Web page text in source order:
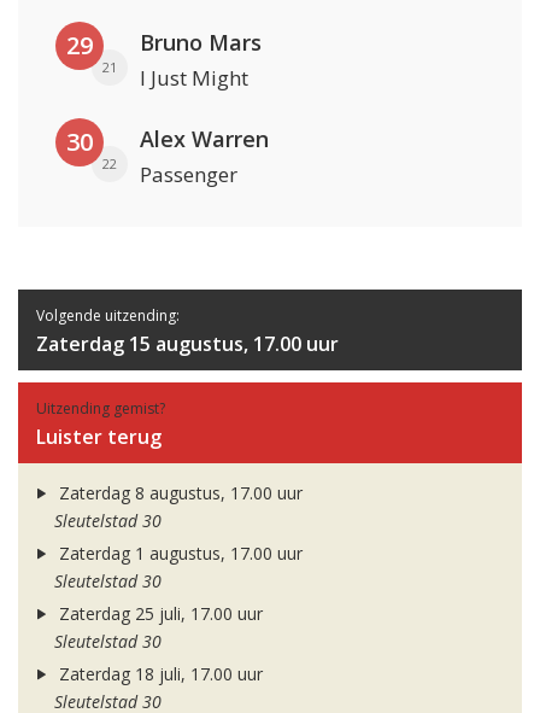
29
21
Bruno Mars
I Just Might
30
22
Alex Warren
Passenger
Volgende uitzending:
Zaterdag 15 augustus, 17.00 uur
Uitzending gemist?
Luister terug
Zaterdag 8 augustus, 17.00 uur
Sleutelstad 30
Zaterdag 1 augustus, 17.00 uur
Sleutelstad 30
Zaterdag 25 juli, 17.00 uur
Sleutelstad 30
Zaterdag 18 juli, 17.00 uur
Sleutelstad 30